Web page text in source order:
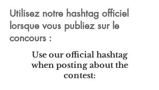
Utilisez notre hashtag officiel
lorsque vous publiez sur le
concours :
Use our official hashtag
when posting about the
contest: